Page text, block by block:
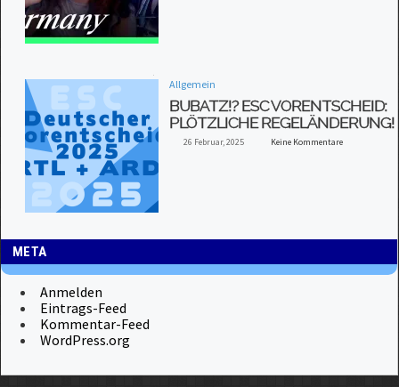
Allgemein
BUBATZ!? ESC VORENTSCHEID:
PLÖTZLICHE REGELÄNDERUNG!
26 Februar, 2025 Keine Kommentare
META
Anmelden
Eintrags-Feed
Kommentar-Feed
WordPress.org